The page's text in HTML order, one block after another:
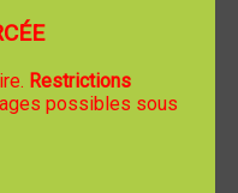
Restrictions
possibles sous